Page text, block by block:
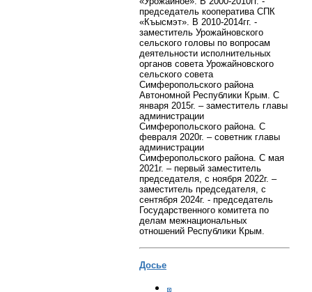
председатель кооператива СПК
«Къысмэт». В 2010-2014гг. -
заместитель Урожайновского
сельского головы по вопросам
деятельности исполнительных
органов совета Урожайновского
сельского совета
Симферопольского района
Автономной Республики Крым. С
января 2015г. – заместитель главы
администрации
Симферопольского района. С
февраля 2020г. – советник главы
администрации
Симферопольского района. С мая
2021г. – первый заместитель
председателя, с ноября 2022г. –
заместитель председателя, с
сентября 2024г. - председатель
Государственного комитета по
делам межнациональных
отношений Республики Крым.
Досье